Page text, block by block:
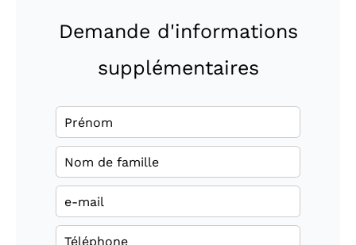
Demande d'informations
supplémentaires